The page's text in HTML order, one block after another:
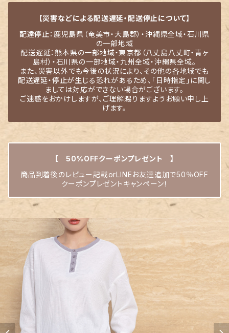
【災害などによる配送遅延・配送停止について】
配達停止：鹿児島県（奄美市・大島郡）・沖縄県全域・石川県
の一部地域
配送遅延：熊本県の一部地域・東京都（八丈島八丈町・青ヶ
島村）・石川県の一部地域・九州全域・沖縄県全域。
また、災害以外でも今後の状況により、その他の各地域でも
配送遅延・停止が生じる恐れがあるため、「日時指定」に関し
ましては対応ができない場合がございます。
ご迷惑をおかけしますが、ご理解賜りますようお願い申し上
げます。
【 50%OFFクーポンプレゼント 】
商品到着後のレビュー記載orLINEお友達追加で50％OFF
クーポンプレゼントキャンペーン！